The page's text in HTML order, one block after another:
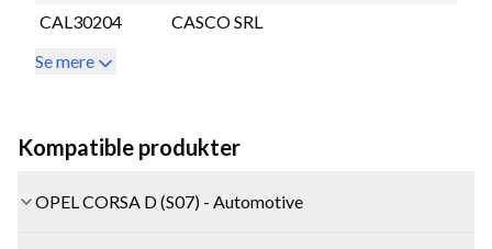
CAL30204
CASCO SRL
Se mere
Kompatible produkter
OPEL CORSA D (S07) - Automotive